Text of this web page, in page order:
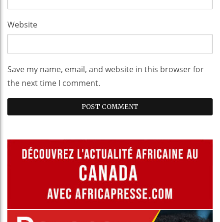
Website
Save my name, email, and website in this browser for
the next time I comment.